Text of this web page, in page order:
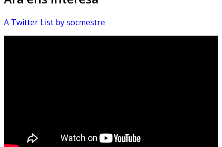
Sóc.mestre
Sóc.mestre
A Twitter List by socmestre